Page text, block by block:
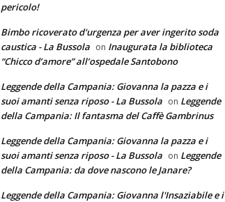
pericolo!
Bimbo ricoverato d'urgenza per aver ingerito soda
caustica - La Bussola on Inaugurata la biblioteca
“Chicco d’amore” all’ospedale Santobono
Leggende della Campania: Giovanna la pazza e i
suoi amanti senza riposo - La Bussola on Leggende
della Campania: Il fantasma del Caffè Gambrinus
Leggende della Campania: Giovanna la pazza e i
suoi amanti senza riposo - La Bussola on Leggende
della Campania: da dove nascono le Janare?
Leggende della Campania: Giovanna l'Insaziabile e i